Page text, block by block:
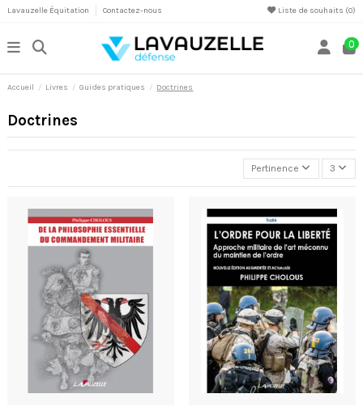
Lavauzelle Équitation Contactez-nous Liste de souhaits (0)
0
Accueil Livres Guides pratiques Doctrines
Doctrines
Pertinence 3